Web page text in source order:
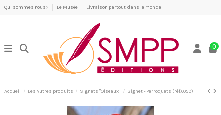
Qui sommes nous? Le Musée Livraison partout dans le monde
0
Accueil Les Autres produits Signets "Oiseaux" Signet - Perroquets (réf.0059)